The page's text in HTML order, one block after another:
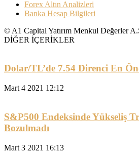
Forex Altın Analizleri
Banka Hesap Bilgileri
© A1 Capital Yatırım Menkul Değerler
DİĞER İÇERİKLER
Dolar/TL’de 7.54 Direnci En
Mart 4 2021 12:12
S&P500 Endeksinde Yükseliş
Bozulmadı
Mart 3 2021 16:13